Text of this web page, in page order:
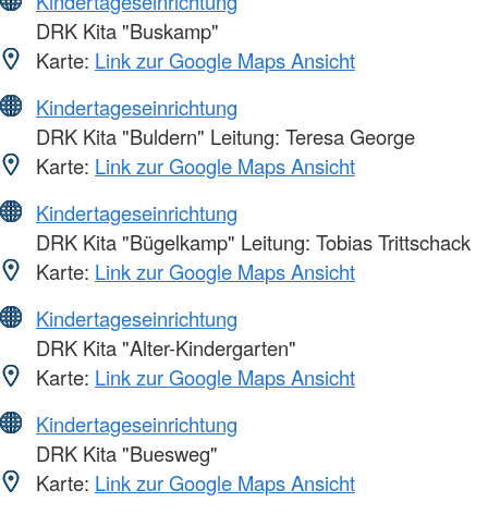
DRK Kita "Buskamp"
Karte: Link zur Google Maps Ansicht
Kindertageseinrichtung
DRK Kita "Buldern" Leitung: Teresa George
Karte: Link zur Google Maps Ansicht
Kindertageseinrichtung
DRK Kita "Bügelkamp" Leitung: Tobias Trittschack
Karte: Link zur Google Maps Ansicht
Kindertageseinrichtung
DRK Kita "Alter-Kindergarten"
Karte: Link zur Google Maps Ansicht
Kindertageseinrichtung
DRK Kita "Buesweg"
Karte: Link zur Google Maps Ansicht